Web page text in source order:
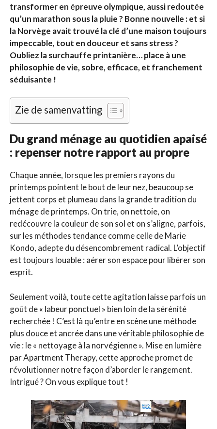
transformer en épreuve olympique, aussi redoutée
qu’un marathon sous la pluie ? Bonne nouvelle : et si
la Norvège avait trouvé la clé d’une maison toujours
impeccable, tout en douceur et sans stress ?
Oubliez la surchauffe printanière… place à une
philosophie de vie, sobre, efficace, et franchement
séduisante !
Zie de samenvatting
Du grand ménage au quotidien apaisé
: repenser notre rapport au propre
Chaque année, lorsque les premiers rayons du
printemps pointent le bout de leur nez, beaucoup se
jettent corps et plumeau dans la grande tradition du
ménage de printemps. On trie, on nettoie, on
redécouvre la couleur de son sol et on s’aligne, parfois,
sur les méthodes tendance comme celle de Marie
Kondo, adepte du désencombrement radical. L’objectif
est toujours louable : aérer son espace pour libérer son
esprit.
Seulement voilà, toute cette agitation laisse parfois un
goût de « labeur ponctuel » bien loin de la sérénité
recherchée ! C’est là qu’entre en scène une méthode
plus douce et ancrée dans une véritable philosophie de
vie : le « nettoyage à la norvégienne ». Mise en lumière
par Apartment Therapy, cette approche promet de
révolutionner notre façon d’aborder le rangement.
Intrigué ? On vous explique tout !